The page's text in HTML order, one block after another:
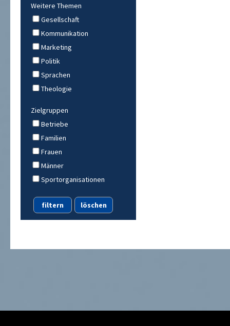
Weitere Themen
Gesellschaft
Kommunikation
Marketing
Politik
Sprachen
Theologie
Zielgruppen
Betriebe
Familien
Frauen
Männer
Sportorganisationen